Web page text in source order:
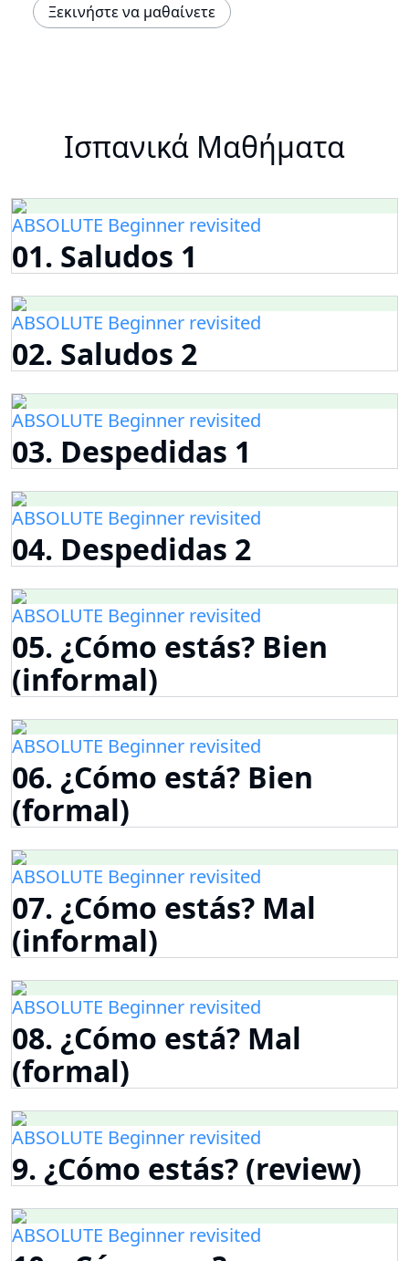
Ξεκινήστε να μαθαίνετε
Ισπανικά Μαθήματα
ABSOLUTE Beginner revisited
01. Saludos 1
ABSOLUTE Beginner revisited
02. Saludos 2
ABSOLUTE Beginner revisited
03. Despedidas 1
ABSOLUTE Beginner revisited
04. Despedidas 2
ABSOLUTE Beginner revisited
05. ¿Cómo estás? Bien
(informal)
ABSOLUTE Beginner revisited
06. ¿Cómo está? Bien
(formal)
ABSOLUTE Beginner revisited
07. ¿Cómo estás? Mal
(informal)
ABSOLUTE Beginner revisited
08. ¿Cómo está? Mal
(formal)
ABSOLUTE Beginner revisited
9. ¿Cómo estás? (review)
ABSOLUTE Beginner revisited